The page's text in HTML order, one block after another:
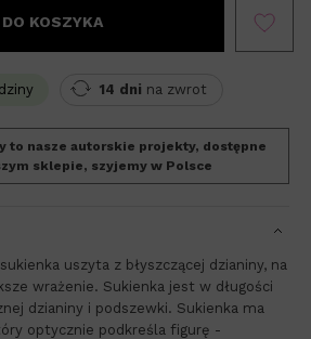
DO KOSZYKA
14 dni na zwrot
to nasze autorskie projekty, dostępne
sklepie, szyjemy w Polsce
uszyta z błyszczącej dzianiny, na
wrażenie. Sukienka jest w długości
dzianiny i podszewki. Sukienka ma
optycznie podkreśla figurę -